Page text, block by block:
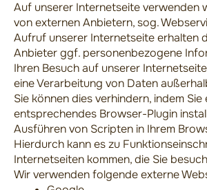
Auf unserer Internetseite verwenden
von externen Anbietern, sog.
Aufruf unserer Internetseite erhalten
Anbieter ggf. personenbezogene
Ihren Besuch auf unserer
eine Verarbeitung von Daten
Sie können dies verhindern, indem Sie
entsprechendes Browser-Plugin
Ausführen von Scripten in Ihrem
Hierdurch kann es zu
Internetseiten kommen, die Sie
Wir verwenden folgende externe